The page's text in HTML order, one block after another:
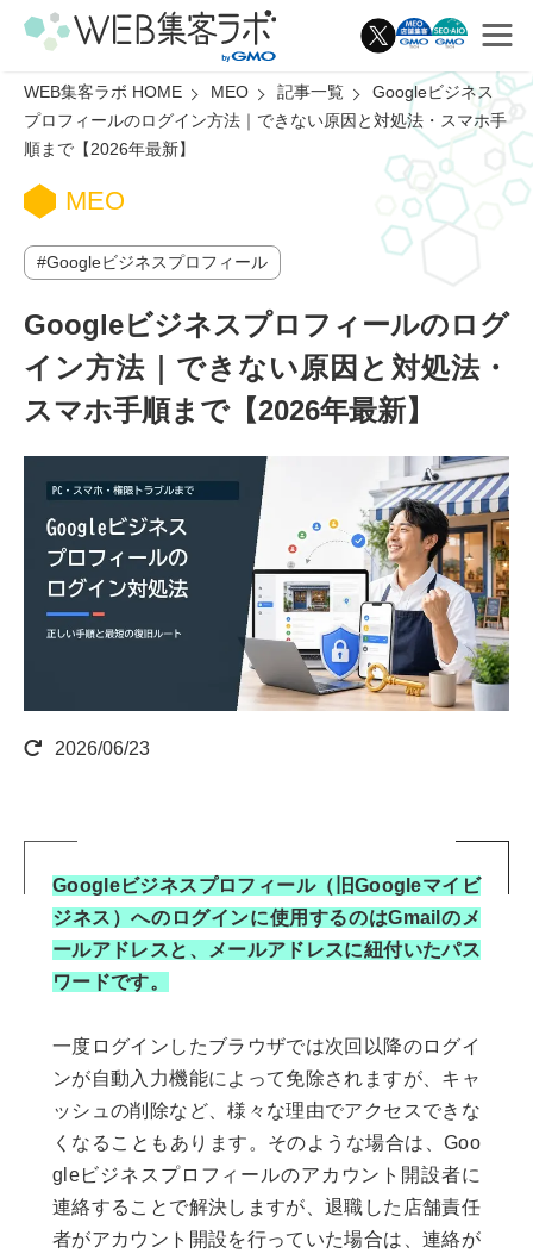
WEB集客ラボ HOME MEO 記事一覧
Googleビジネス
プロフィールのログイン方法｜できない原因と対処法・スマホ手
順まで【2026年最新】
MEO
Googleビジネスプロフィール
Googleビジネスプロフィールのログ
イン方法｜できない原因と対処法・
スマホ手順まで【2026年最新】
2026/06/23
Googleビジネスプロフィール（旧Googleマイビ
ジネス）へのログインに使用するのはGmailのメ
ールアドレスと、メールアドレスに紐付いたパス
ワードです。
一度ログインしたブラウザでは次回以降のログイ
ンが自動入力機能によって免除されますが、キャ
ッシュの削除など、様々な理由でアクセスできな
くなることもあります。そのような場合は、Goo
gleビジネスプロフィールのアカウント開設者に
連絡することで解決しますが、退職した店舗責任
者がアカウント開設を行っていた場合は、連絡が